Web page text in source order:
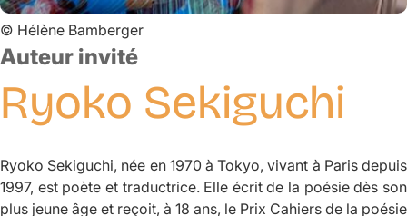
© Hélène Bamberger
Auteur invité
Ryoko Sekiguchi
Ryoko Sekiguchi, née en 1970 à Tokyo, vivant à Paris depuis
1997, est poète et traductrice. Elle écrit de la poésie dès son
plus jeune âge et reçoit, à 18 ans, le Prix Cahiers de la poésie